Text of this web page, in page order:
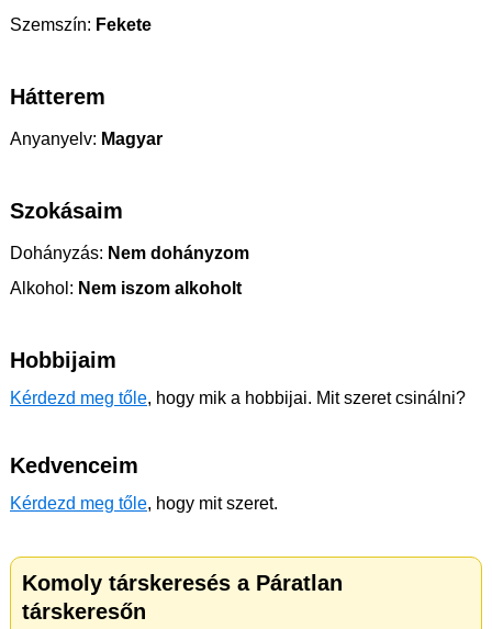
Szemszín: Fekete
Hátterem
Anyanyelv: Magyar
Szokásaim
Dohányzás: Nem dohányzom
Alkohol: Nem iszom alkoholt
Hobbijaim
Kérdezd meg tőle, hogy mik a hobbijai. Mit szeret csinálni?
Kedvenceim
Kérdezd meg tőle, hogy mit szeret.
Komoly társkeresés a Páratlan
társkeresőn